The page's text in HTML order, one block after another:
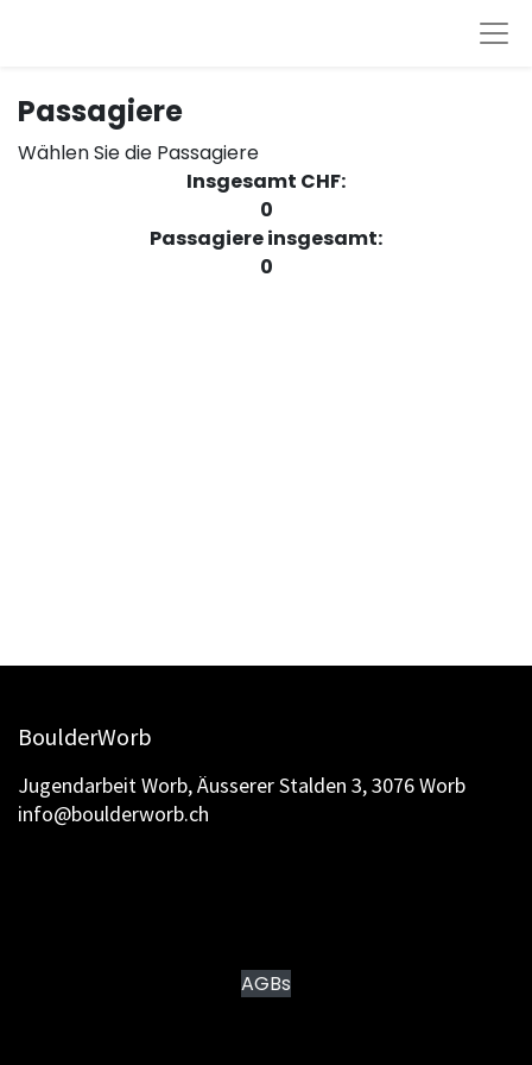
Passagiere
Wählen Sie die Passagiere
Insgesamt CHF:
0
Passagiere insgesamt:
0
BoulderWorb
Jugendarbeit Worb, Äusserer Stalden 3, 3076 Worb
info@boulderworb.ch
AGBs